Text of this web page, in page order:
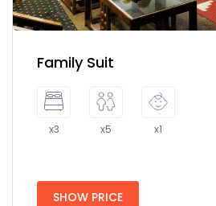
Family Suit
x3 x5 x1
SHOW PRICE